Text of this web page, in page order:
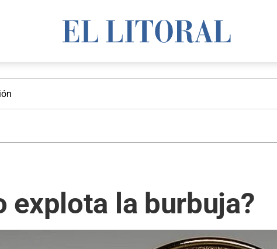
explota la burbuja?